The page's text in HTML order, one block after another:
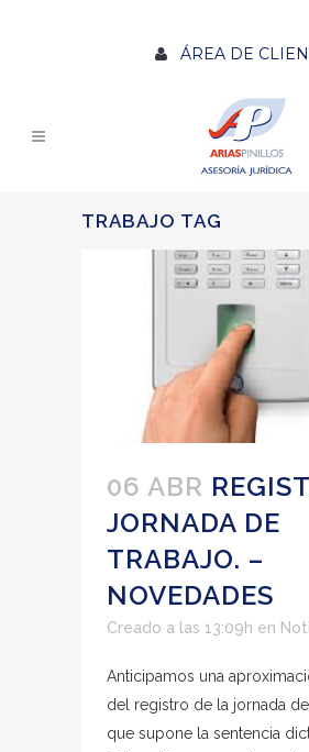
ÁREA DE
TRABAJO TAG
06 ABR
JORNADA DE
TRABAJO. –
NOVEDADES
Creado a las 13:09h en
Anticipamos una
del registro de la jornada
que supone la sentencia